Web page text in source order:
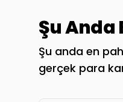
Şu Anda
Şu anda en
gerçek para